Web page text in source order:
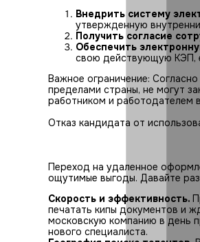
Внедрить систему
утвержденную
Получить согласие
Обеспечить
свою действующую КЭП,
Важное ограничение:
пределами страны, не могут
работником и работодателем
Отказ кандидата от
Переход на удаленное
ощутимые выгоды. Давайте
Скорость и эффективность.
печатать кипы документов и
московскую компанию в день
нового специалиста.